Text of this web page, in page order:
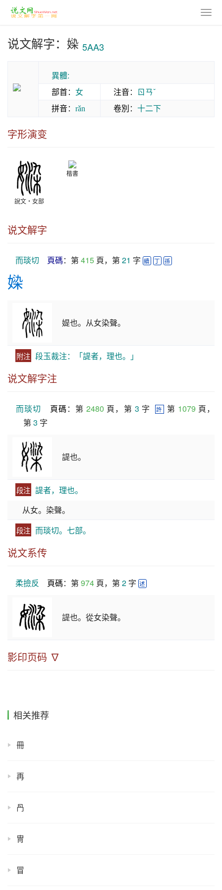
说文解字：媣 5AA3
異體:
部首： 女 注音： ㄖㄢˇ
拼音： rǎn 卷別： 十二下
字形演变
說文‧女部
楷書
说文解字
而琰切 頁碼：第 415 頁，第 21 字 續 丁 孫
媣
媞也。从女染聲。
附注 段玉裁注：「諟者，理也。」
说文解字注
而琰切 頁碼 ：第 2480 頁，第 3 字 許 第 1079 頁，
第 3 字
諟也。
段注 諟者，理也。
从女。染聲。
段注 而琰切。七部。
说文系传
柔撿反 頁碼：第 974 頁，第 2 字 述
諟也。從女染聲。
影印页码 ∇
相关推荐
冊
再
冎
冑
冒